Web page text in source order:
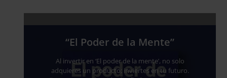
“El Poder de la Mente”
Al invertir en ‘El poder de la mente’, no solo
adquieres un producto; inviertes en tu futuro.